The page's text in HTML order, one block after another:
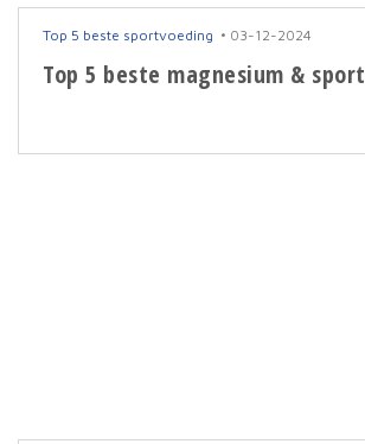
Top 5 beste sportvoeding 03-12-2024
Top 5 beste magnesium & sport